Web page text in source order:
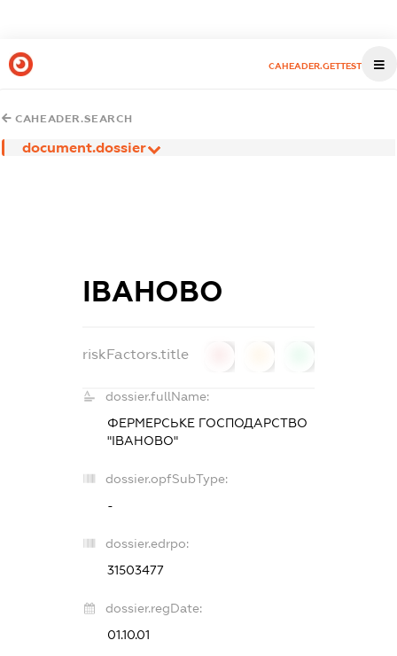
CAHEADER.GETTEST
CAHEADER.SEARCH
document.dossier
ІВАНОВО
riskFactors.title
dossier.fullName:
ФЕРМЕРСЬКЕ ГОСПОДАРСТВО
"ІВАНОВО"
dossier.opfSubType:
-
dossier.edrpo:
31503477
dossier.regDate:
01.10.01